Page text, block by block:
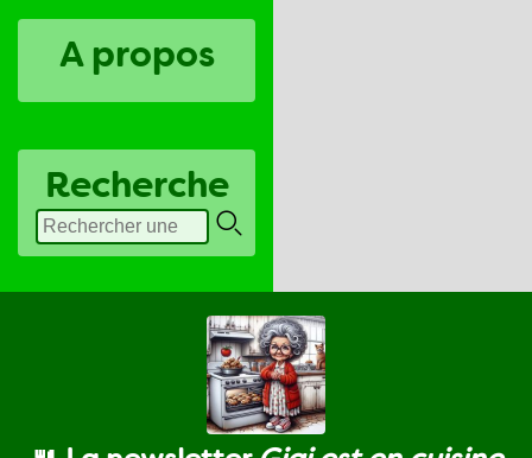
A propos
Recherche